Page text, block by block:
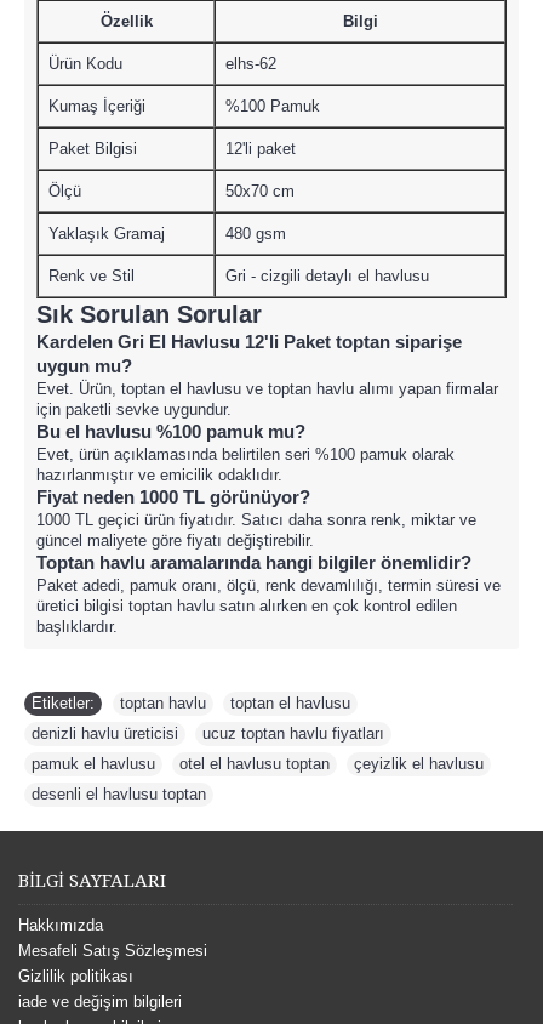
Özellik
Bilgi
Ürün Kodu elhs-62
Kumaş İçeriği %100 Pamuk
Paket Bilgisi 12'li paket
Ölçü 50x70 cm
Yaklaşık Gramaj 480 gsm
Renk ve Stil Gri - cizgili detaylı el havlusu
Sık Sorulan Sorular
Kardelen Gri El Havlusu 12'li Paket toptan siparişe
uygun mu?
Evet. Ürün, toptan el havlusu ve toptan havlu alımı yapan firmalar
için paketli sevke uygundur.
Bu el havlusu %100 pamuk mu?
Evet, ürün açıklamasında belirtilen seri %100 pamuk olarak
hazırlanmıştır ve emicilik odaklıdır.
Fiyat neden 1000 TL görünüyor?
1000 TL geçici ürün fiyatıdır. Satıcı daha sonra renk, miktar ve
güncel maliyete göre fiyatı değiştirebilir.
Toptan havlu aramalarında hangi bilgiler önemlidir?
Paket adedi, pamuk oranı, ölçü, renk devamlılığı, termin süresi ve
üretici bilgisi toptan havlu satın alırken en çok kontrol edilen
başlıklardır.
Etiketler: toptan havlu toptan el havlusu
denizli havlu üreticisi
ucuz toptan havlu fiyatları
pamuk el havlusu
otel el havlusu toptan çeyizlik el havlusu
desenli el havlusu toptan
BİLGİ SAYFALARI
Hakkımızda
Mesafeli Satış Sözleşmesi
Gizlilik politikası
iade ve değişim bilgileri